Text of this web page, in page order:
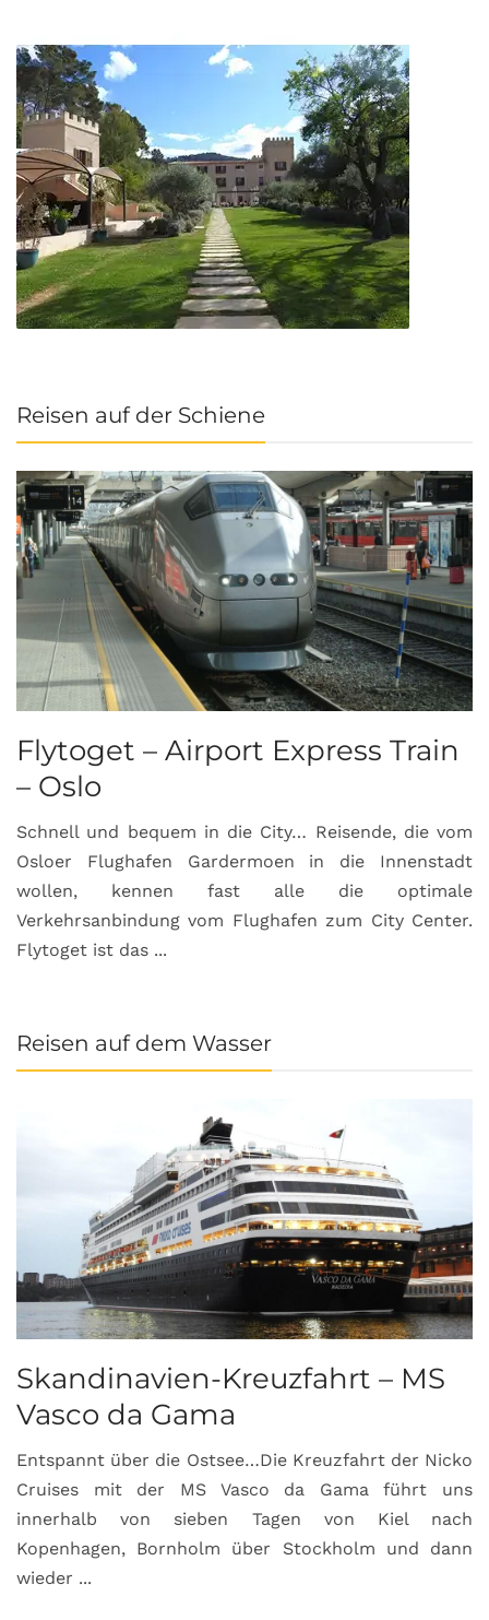
Reisen auf der Schiene
Flytoget – Airport Express Train
– Oslo
Schnell und bequem in die City… Reisende, die vom
Osloer Flughafen Gardermoen in die Innenstadt
wollen, kennen fast alle die optimale
Verkehrsanbindung vom Flughafen zum City Center.
Flytoget ist das ...
Reisen auf dem Wasser
Skandinavien-Kreuzfahrt – MS
Vasco da Gama
Entspannt über die Ostsee…Die Kreuzfahrt der Nicko
Cruises mit der MS Vasco da Gama führt uns
innerhalb von sieben Tagen von Kiel nach
Kopenhagen, Bornholm über Stockholm und dann
wieder ...